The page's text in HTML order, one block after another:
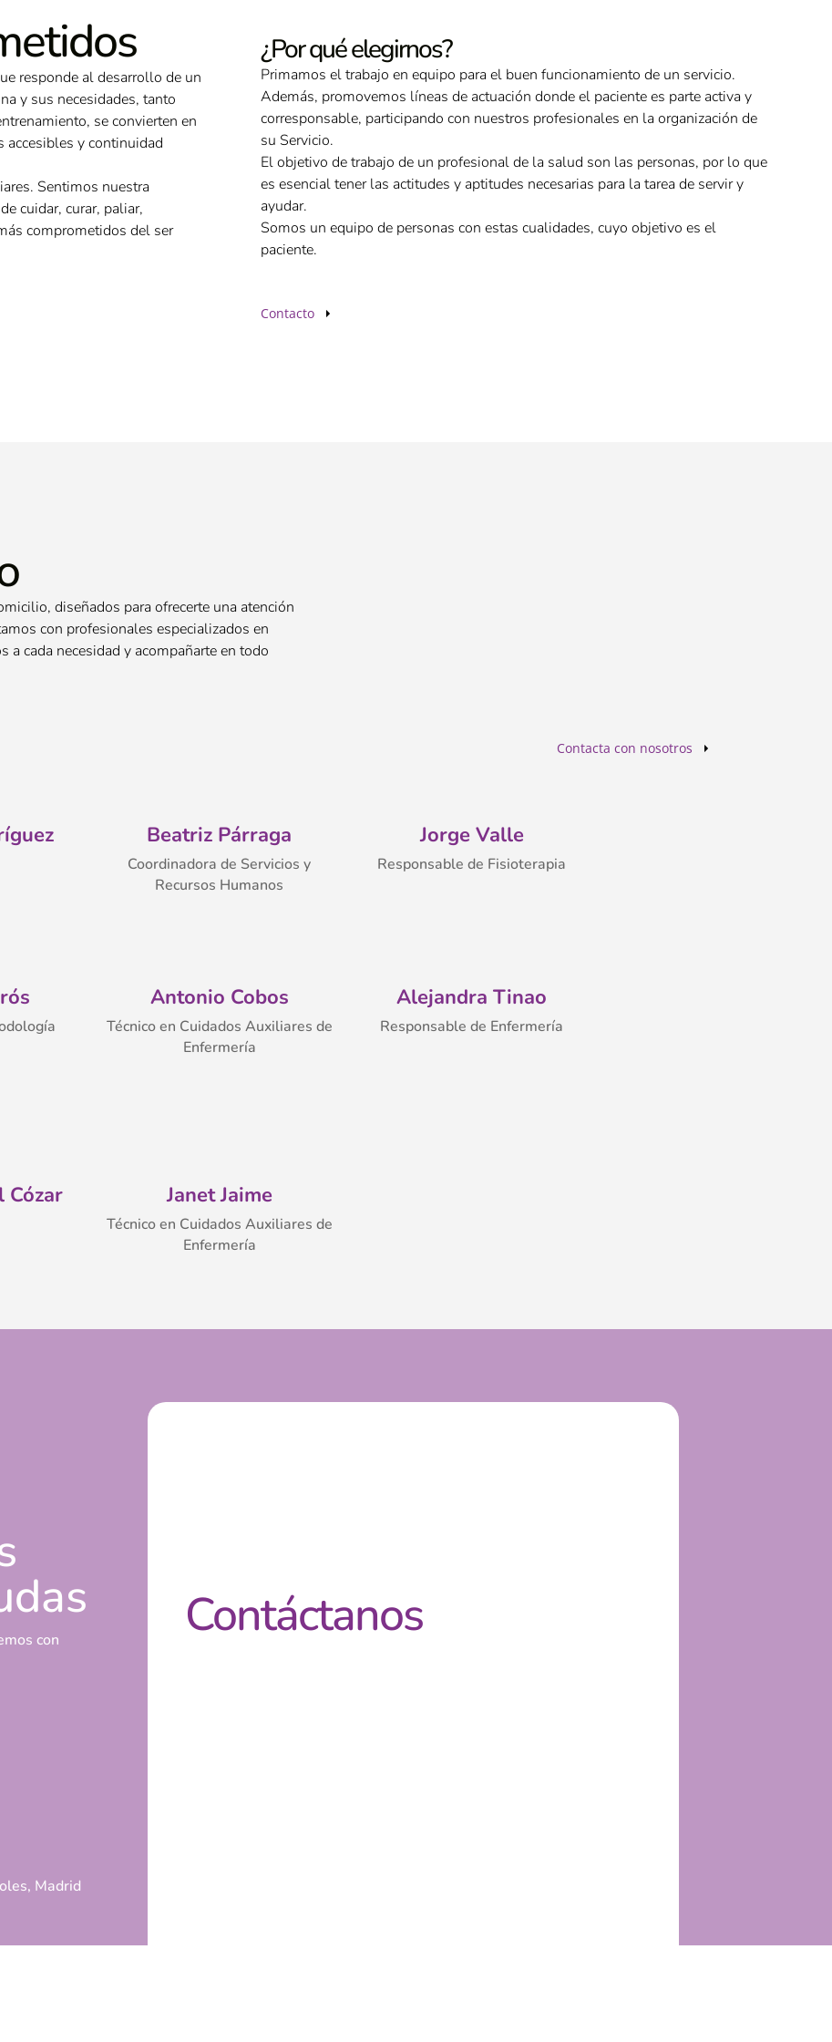
responde al desarrollo de un
y sus necesidades, tanto
se convierten en
accesibles y continuidad
Sentimos nuestra
cuidar, curar, paliar,
comprometidos del ser
¿Por qué elegirnos?
Primamos el trabajo en equipo para el buen funcionamiento de un servicio.
Además, promovemos líneas de actuación donde el paciente es parte activa y
corresponsable, participando con nuestros profesionales en la organización de
su Servicio.
El objetivo de trabajo de un profesional de la salud son las personas, por lo que
es esencial tener las actitudes y aptitudes necesarias para la tarea de servir y
ayudar.
Somos un equipo de personas con estas cualidades, cuyo objetivo es el
paciente.
Contacto
diseñados para ofrecerte una atención
con profesionales especializados en
a cada necesidad y acompañarte en todo
Contacta con nosotros
Beatriz Párraga
Coordinadora de Servicios y
Recursos Humanos
Jorge Valle
Responsable de Fisioterapia
Antonio Cobos
Técnico en Cuidados Auxiliares de
Enfermería
Alejandra Tinao
Responsable de Enfermería
Cózar Janet Jaime
Técnico en Cuidados Auxiliares de
Enfermería
con
Madrid
Contáctanos